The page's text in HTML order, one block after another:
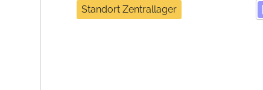
Standort Zentrallager